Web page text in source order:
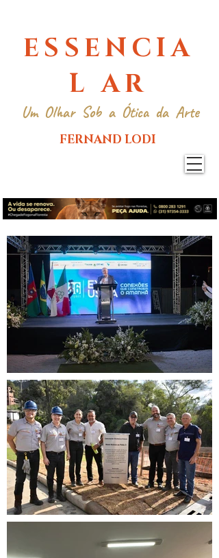
ESSENCIA
L AR
Um Olhar Sob a Ótica da Arte
FERNAND LODI